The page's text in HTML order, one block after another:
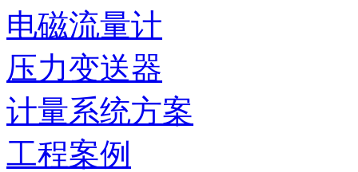
电磁流量计
压力变送器
计量系统方案
工程案例